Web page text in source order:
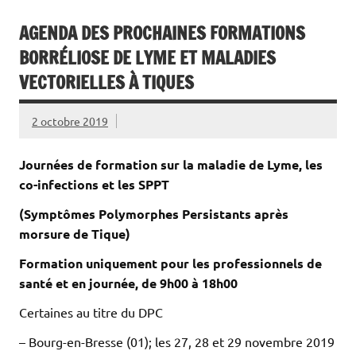
AGENDA DES PROCHAINES FORMATIONS
BORRÉLIOSE DE LYME ET MALADIES
VECTORIELLES À TIQUES
2 octobre 2019
Journées de formation sur la maladie de Lyme, les
co-infections et les SPPT
(Symptômes Polymorphes Persistants après
morsure de Tique)
Formation uniquement pour les professionnels de
santé et en journée, de 9h00 à 18h00
Certaines au titre du DPC
– Bourg-en-Bresse (01); les 27, 28 et 29 novembre 2019